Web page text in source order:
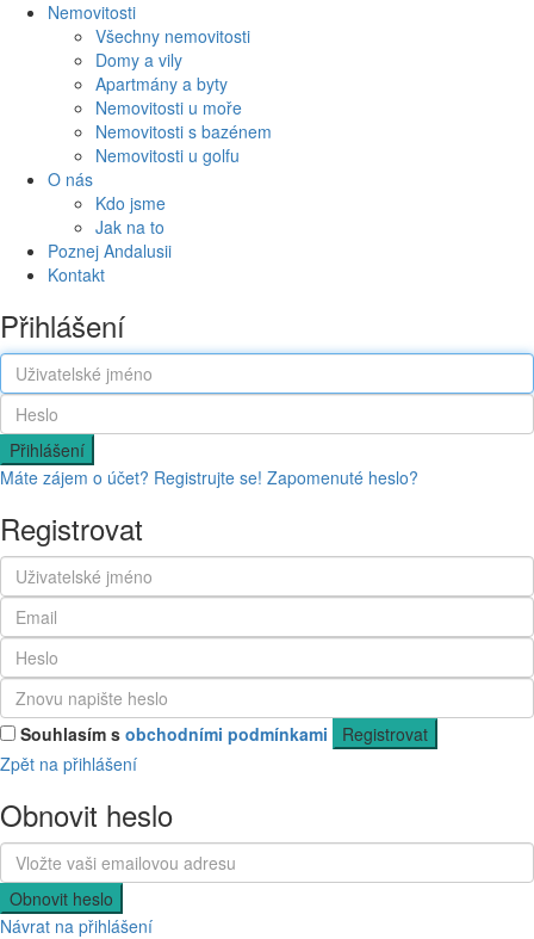
Nemovitosti
Všechny nemovitosti
Domy a vily
Apartmány a byty
Nemovitosti u moře
Nemovitosti s bazénem
Nemovitosti u golfu
O nás
Kdo jsme
Jak na to
Poznej Andalusii
Kontakt
Přihlášení
Přihlášení
Máte zájem o účet? Registrujte se! Zapomenuté heslo?
Registrovat
Souhlasím s obchodními podmínkami
Registrovat
Zpět na přihlášení
Obnovit heslo
Obnovit heslo
Návrat na přihlášení